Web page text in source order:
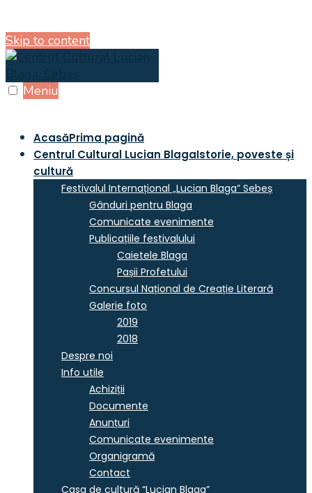
Skip to content
Meniu
AcasăPrima pagină
Centrul Cultural Lucian BlagaIstorie, poveste și
cultură
Festivalul Internațional „Lucian Blaga” Sebeș
Gânduri pentru Blaga
Comunicate evenimente
Publicațiile festivalului
Caietele Blaga
Pașii Profetului
Concursul Național de Creație Literară
Galerie foto
2019
2018
Despre noi
Info utile
Achiziții
Documente
Anunțuri
Comunicate evenimente
Organigramă
Contact
Casa de cultură “Lucian Blaga”